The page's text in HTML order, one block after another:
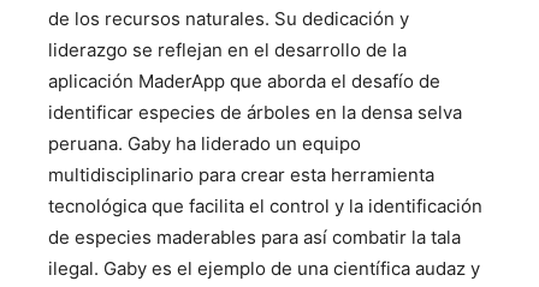
de los recursos naturales. Su dedicación y
liderazgo se reflejan en el desarrollo de la
aplicación MaderApp que aborda el desafío de
identificar especies de árboles en la densa selva
peruana. Gaby ha liderado un equipo
multidisciplinario para crear esta herramienta
tecnológica que facilita el control y la identificación
de especies maderables para así combatir la tala
ilegal. Gaby es el ejemplo de una científica audaz y